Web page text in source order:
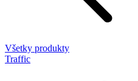
Všetky produkty
Traffic